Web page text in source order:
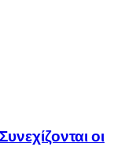
οι